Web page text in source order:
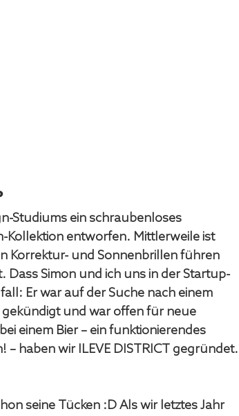
Studiums ein schraubenloses
Kollektion entworfen. Mittlerweile ist
Korrektur- und Sonnenbrillen führen
Simon und ich uns in der Startup-
Er war auf der Suche nach einem
gekündigt und war offen für neue
einem Bier – ein funktionierendes
– haben wir ILEVE DISTRICT gegründet.
seine Tücken :D Als wir letztes Jahr